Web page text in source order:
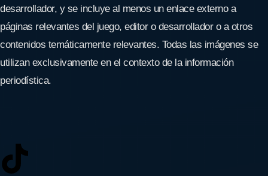
desarrollador, y se incluye al menos un enlace externo a
páginas relevantes del juego, editor o desarrollador o a otros
contenidos temáticamente relevantes. Todas las imágenes se
utilizan exclusivamente en el contexto de la información
periodística.